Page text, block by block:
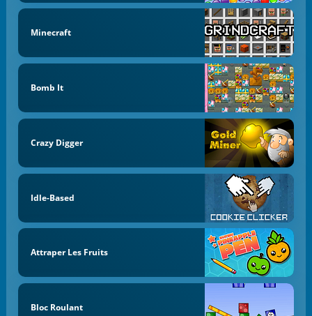
Minecraft
Bomb It
Crazy Digger
Idle-Based
Attraper Les Fruits
Bloc Roulant